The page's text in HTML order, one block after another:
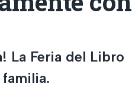
La Feria del Libro